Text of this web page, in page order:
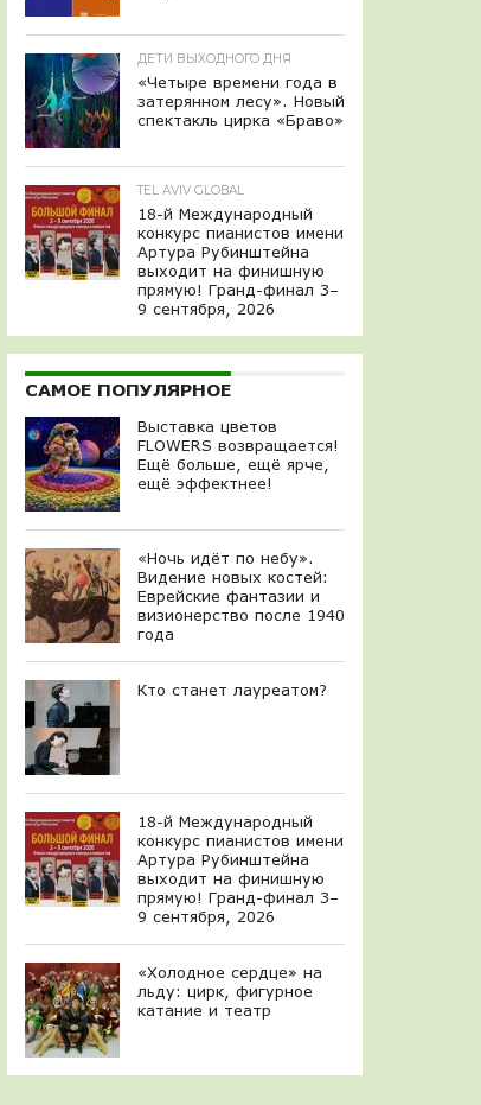
ДЕТИ ВЫХОДНОГО ДНЯ
«Четыре времени года в
затерянном лесу». Новый
спектакль цирка «Браво»
TEL AVIV GLOBAL
18-й Международный
конкурс пианистов имени
Артура Рубинштейна
выходит на финишную
прямую! Гранд-финал 3–
9 сентября, 2026
САМОЕ ПОПУЛЯРНОЕ
Выставка цветов
FLOWERS возвращается!
Ещё больше, ещё ярче,
ещё эффектнее!
«Ночь идёт по небу».
Видение новых костей:
Еврейские фантазии и
визионерство после 1940
года
Кто станет лауреатом?
18-й Международный
конкурс пианистов имени
Артура Рубинштейна
выходит на финишную
прямую! Гранд-финал 3–
9 сентября, 2026
«Холодное сердце» на
льду: цирк, фигурное
катание и театр